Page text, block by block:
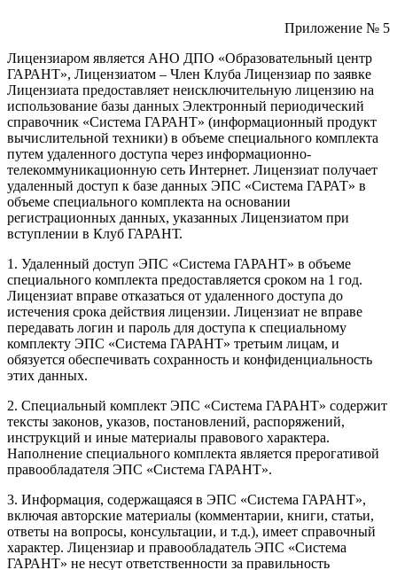
Приложение № 5
Лицензиаром является АНО ДПО «Образовательный центр
ГАРАНТ», Лицензиатом – Член Клуба Лицензиар по заявке
Лицензиата предоставляет неисключительную лицензию на
использование базы данных Электронный периодический
справочник «Система ГАРАНТ» (информационный продукт
вычислительной техники) в объеме специального комплекта
путем удаленного доступа через информационно-
телекоммуникационную сеть Интернет. Лицензиат получает
удаленный доступ к базе данных ЭПС «Система ГАРАТ» в
объеме специального комплекта на основании
регистрационных данных, указанных Лицензиатом при
вступлении в Клуб ГАРАНТ.
1. Удаленный доступ ЭПС «Система ГАРАНТ» в объеме
специального комплекта предоставляется сроком на 1 год.
Лицензиат вправе отказаться от удаленного доступа до
истечения срока действия лицензии. Лицензиат не вправе
передавать логин и пароль для доступа к специальному
комплекту ЭПС «Система ГАРАНТ» третьим лицам, и
обязуется обеспечивать сохранность и конфиденциальность
этих данных.
2. Специальный комплект ЭПС «Система ГАРАНТ» содержит
тексты законов, указов, постановлений, распоряжений,
инструкций и иные материалы правового характера.
Наполнение специального комплекта является прерогативой
правообладателя ЭПС «Система ГАРАНТ».
3. Информация, содержащаяся в ЭПС «Система ГАРАНТ»,
включая авторские материалы (комментарии, книги, статьи,
ответы на вопросы, консультации, и т.д.), имеет справочный
характер. Лицензиар и правообладатель ЭПС «Система
ГАРАНТ» не несут ответственности за правильность